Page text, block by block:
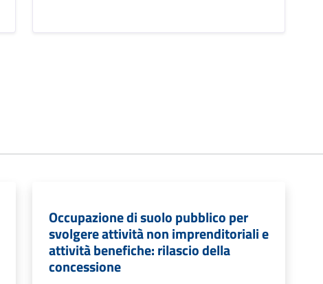
Occupazione di suolo pubblico per
svolgere attività non imprenditoriali e
attività benefiche: rilascio della
concessione